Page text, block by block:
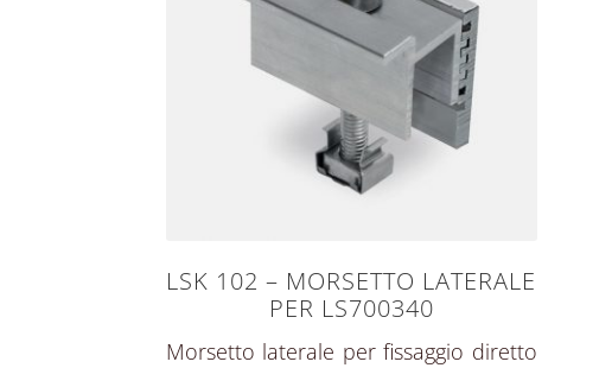
LSK 102 – MORSETTO LATERALE
PER LS700340
Morsetto laterale per fissaggio diretto